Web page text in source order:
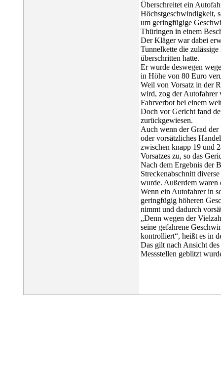
Überschreitet ein
Höchstgeschwindigkeit,
um geringfügige
Thüringen in einem
Der Kläger war dabei
Tunnelkette die
überschritten hatte.
Er wurde deswegen
in Höhe von 80 Euro
Weil von Vorsatz in der
wird, zog der Autofahrer
Fahrverbot bei einem
Doch vor Gericht fand
zurückgewiesen.
Auch wenn der Grad der
oder vorsätzliches
zwischen knapp 19 und
Vorsatzes zu, so das
Nach dem Ergebnis der
Streckenabschnitt
wurde. Außerdem waren
Wenn ein Autofahrer in
geringfügig höheren
nimmt und dadurch
„Denn wegen der
seine gefahrene
kontrolliert“, heißt es in
Das gilt nach Ansicht
Messstellen geblitzt